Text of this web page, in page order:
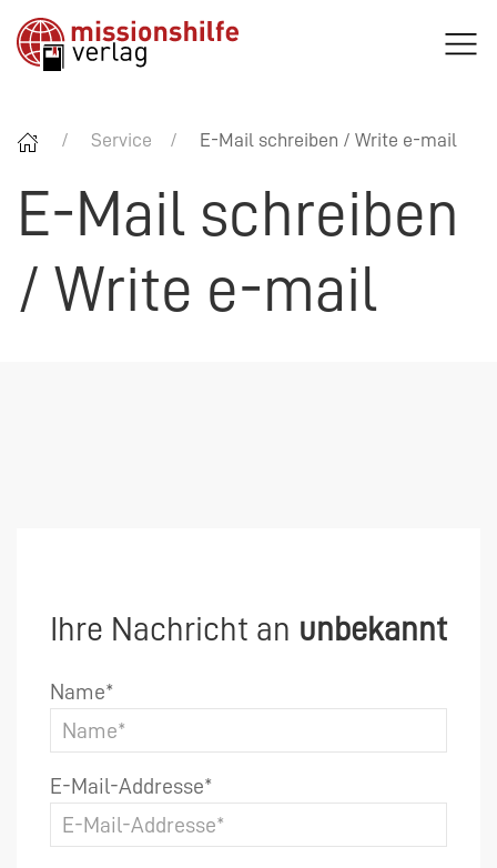
Service E-Mail schreiben / Write e-mail
E-Mail schreiben
/ Write e-mail
Ihre Nachricht an unbekannt
Name*
E-Mail-Addresse*